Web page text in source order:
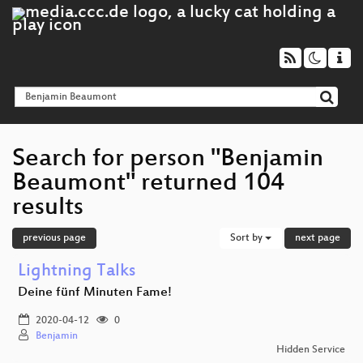
Search for person "Benjamin
Beaumont" returned 104
results
previous page Sort by next page
Lightning Talks
Deine fünf Minuten Fame!
2020-04-12
0
Benjamin
Hidden Service